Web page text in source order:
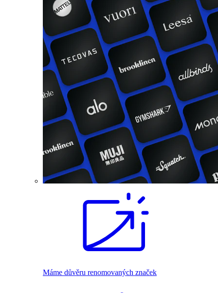
Máme důvěru renomovaných značek